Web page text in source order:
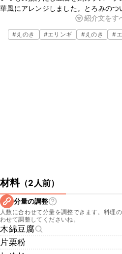
華風にアレンジしました。とろみの
す。きのこは他にもしいたけやまい
りいただけます。
紹介文をす
#えのき #エリンギ #えのき #
材料（2人前）
分量の調整
人数に合わせて分量を調整できます。料理
わせて調整してくださいね。
木綿豆腐
片栗粉